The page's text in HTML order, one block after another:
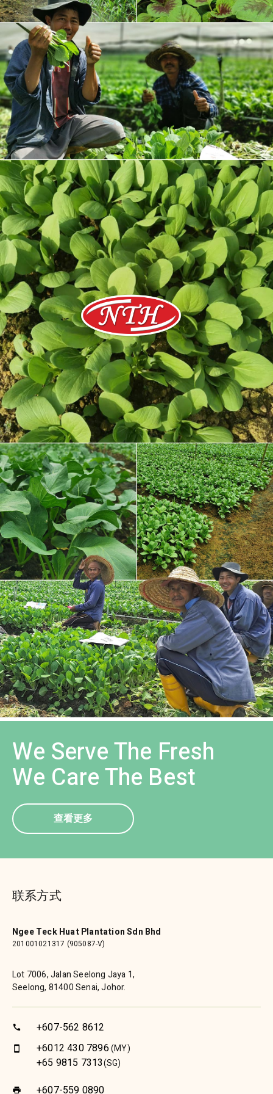
We Serve The Fresh
We Care The Best
查看更多
联系方式
Ngee Teck Huat Plantation Sdn Bhd
201001021317 (905087-V)
Lot 7006, Jalan Seelong Jaya 1,
Seelong, 81400 Senai, Johor.
call +607-562 8612
smartphone +6012 430 7896(MY)
+65 9815 7313(SG)
print +607-559 0890